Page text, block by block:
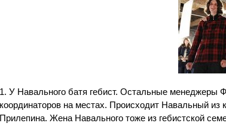
1. У Навального батя гебист. Остальные менеджеры
координаторов на местах. Происходит Навальный из
Прилепина. Жена Навального тоже из гебистской